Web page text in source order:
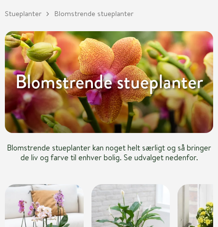
Stueplanter Blomstrende stueplanter
Blomstrende stueplanter
Blomstrende stueplanter kan noget helt særligt og så bringer
de liv og farve til enhver bolig. Se udvalget nedenfor.